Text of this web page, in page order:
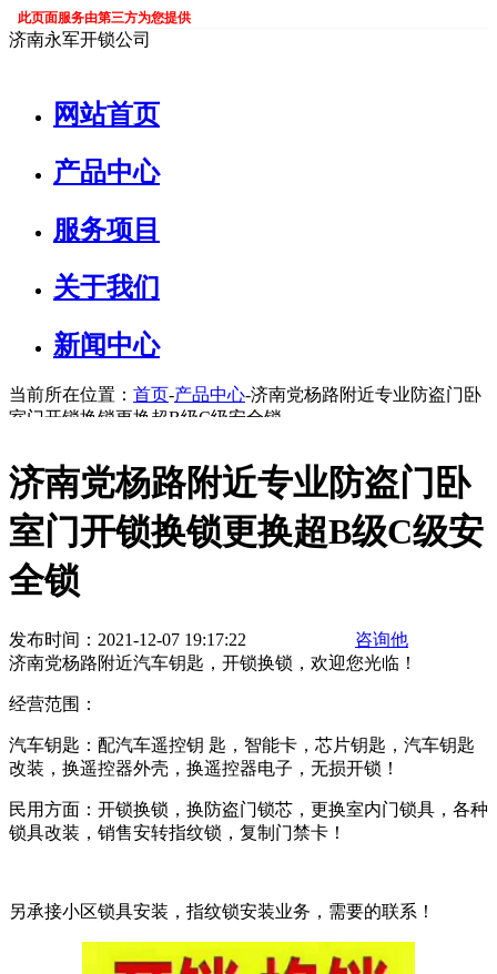
此页面服务由第三方为您提供
济南永军开锁公司
网站首页
产品中心
服务项目
关于我们
新闻中心
当前所在位置： 首页-产品中心-济南党杨路附近专业防盗门卧
室门开锁换锁更换超B级C级安全锁
济南党杨路附近专业防盗门卧
室门开锁换锁更换超B级C级安
全锁
发布时间：2021-12-07 19:17:22
咨询他
济南党杨路附近汽车钥匙，开锁换锁，欢迎您光临！
经营范围：
汽车钥匙：配汽车遥控钥 匙，智能卡，芯片钥匙，汽车钥匙
改装，换遥控器外壳，换遥控器电子，无损开锁！
民用方面：开锁换锁，换防盗门锁芯，更换室内门锁具，各种
锁具改装，销售安转指纹锁，复制门禁卡！
另承接小区锁具安装，指纹锁安装业务，需要的联系！